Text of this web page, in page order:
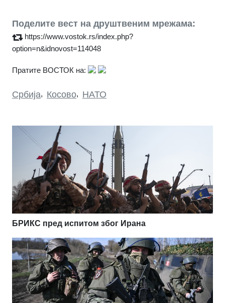
Поделите вест на друштвеним мрежама:
https://www.vostok.rs/index.php?
option=n&idnovost=114048
Пратите ВОСТОК на:
Србија, Косово, НАТО
БРИКС пред испитом због Ирана